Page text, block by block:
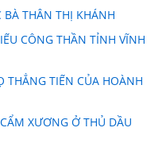
BÀ THÂN THỊ KHÁNH
CÔNG THẦN TỈNH VĨNH
THẲNG TIẾN CỦA HOÀNH
XƯƠNG Ở THỦ DẦU